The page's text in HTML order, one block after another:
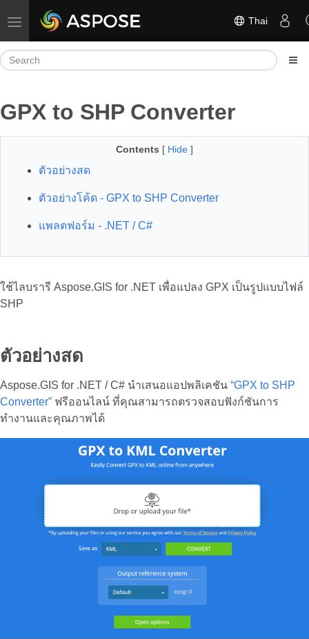
Toggle navigation Thai
GPX to SHP Converter
Contents [ Hide ]
ตัวอย่างสด
ตัวอย่างโค้ด - GPX to SHP Converter
แพลตฟอร์ม - .NET / C#
ใช้ไลบรารี Aspose.GIS for .NET เพื่อแปลง GPX เป็นรูปแบบไฟล์
SHP
ตัวอย่างสด
Aspose.GIS for .NET / C# นำเสนอแอปพลิเคชัน “GPX to SHP
Converter” ฟรีออนไลน์ ที่คุณสามารถตรวจสอบฟังก์ชันการ
ทำงานและคุณภาพได้